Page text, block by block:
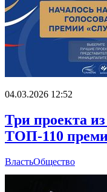
04.03.2026 12:52
Три проекта
ТОП-110
ВластьОбщество